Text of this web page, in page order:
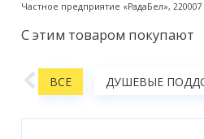
Частное предприятие «РадаБел»,
С этим товаром покупают
ВСЕ ДУШЕВЫЕ